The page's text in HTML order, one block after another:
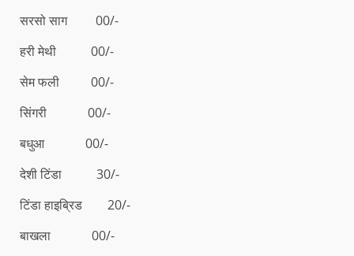
सरसो साग 00/-
हरी मेथी 00/-
सेम फली 00/-
सिंगरी 00/-
बधुआ 00/-
देशी टिंडा 30/-
टिंडा हाइब्रिड 20/-
बाखला 00/-